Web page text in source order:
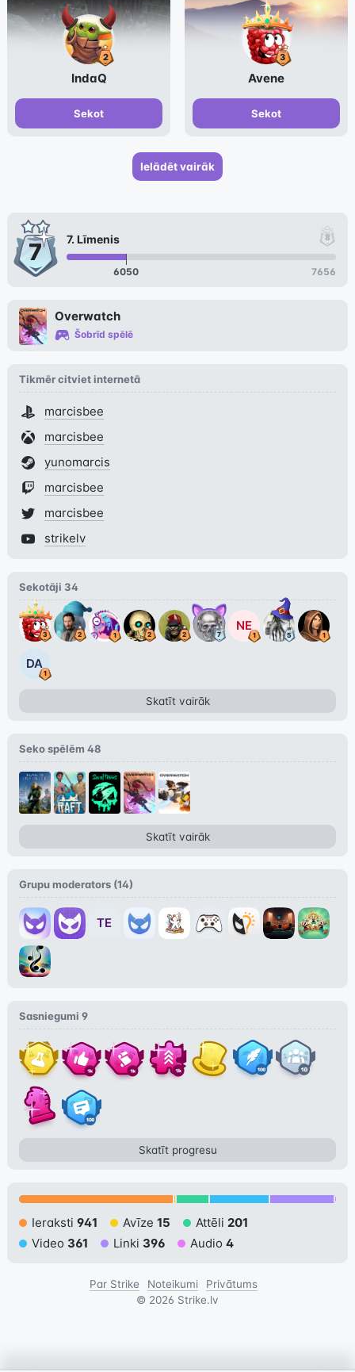
IndaQ
Sekot
Avene
Sekot
Ielādēt vairāk
7. Līmenis
7656
6050
Overwatch
Šobrīd spēlē
Tikmēr citviet internetā
marcisbee
marcisbee
yunomarcis
marcisbee
marcisbee
strikelv
Sekotāji 34
NE
DA
Skatīt vairāk
Seko spēlēm 48
Skatīt vairāk
Grupu moderators (14)
TE
Sasniegumi 9
Skatīt progresu
Ieraksti 941 Avīze 15 Attēli 201
Video 361 Linki 396 Audio 4
Par Strike Noteikumi
Privātums
© 2026 Strike.lv